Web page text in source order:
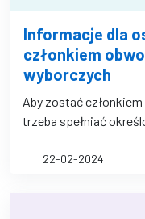
Informacje dla
członkiem
wyborczych
Aby zostać
trzeba spełniać
22-02-2024